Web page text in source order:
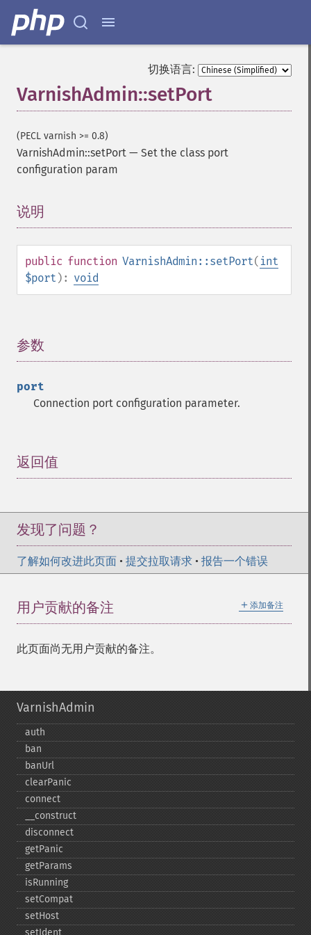
切换语言:
VarnishAdmin::setPort
(PECL varnish >= 0.8)
VarnishAdmin::setPort — Set the class port
configuration param
说明
public function VarnishAdmin::setPort( int
$port ): void
参数
port
Connection port configuration parameter.
返回值
发现了问题？
了解如何改进此页面 • 提交拉取请求 • 报告一个错误
＋ 添加备注
用户贡献的备注
此页面尚无用户贡献的备注。
VarnishAdmin
auth
ban
banUrl
clearPanic
connect
_​_​construct
disconnect
getPanic
getParams
isRunning
setCompat
setHost
setIdent